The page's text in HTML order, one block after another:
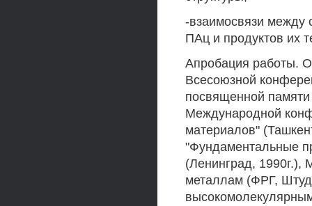
-взаимосвязи между
ПАц и продуктов их
Апробация работы.
Всесоюзной
посвященной
Международной
материалов"
"Фундаментальные
(Ленинград, 1990г.),
металлам (ФРГ,